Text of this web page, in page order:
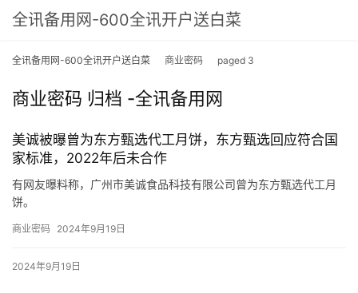
全讯备用网-600全讯开户送白菜
全讯备用网-600全讯开户送白菜 商业密码 paged 3
商业密码 归档 -全讯备用网
美诚被曝曾为东方甄选代工月饼，东方甄选回应符合国
家标准，2022年后未合作
有网友曝料称，广州市美诚食品科技有限公司曾为东方甄选代工月
饼。
选流心月饼”的产品，其代加工企业为广州市美诚食品科技有限公
针对此事，东方甄选的客户服务团队做出了回应，表示在2022年，
商业密码 2024年9月19日
2024年9月19日